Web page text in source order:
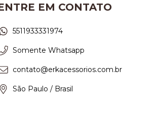
EM CONTATO
5511933331974
Somente Whatsapp
contato@erkacessorios.com.br
São Paulo / Brasil